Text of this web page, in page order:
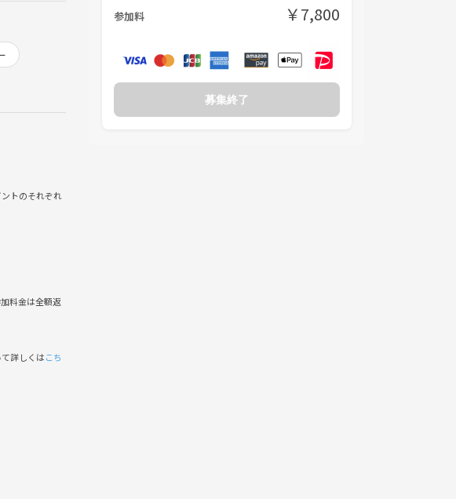
何卒ご理解
不要です。
ましょう♩
トのそれぞれ
料金は全額返
詳しくはこち
参加料 ￥7,800
募集終了